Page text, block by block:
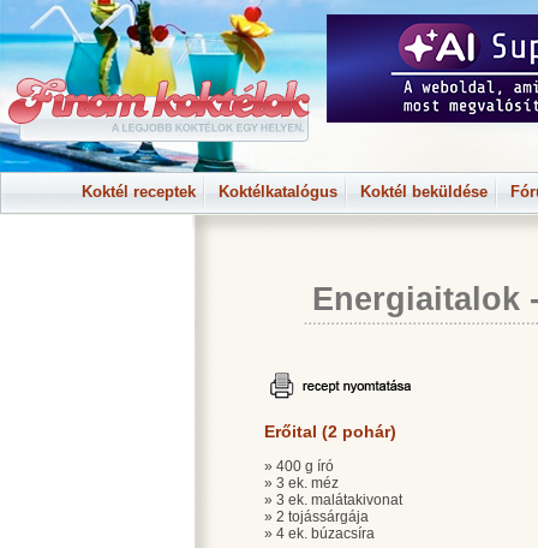
Koktél receptek Koktélkatalógus Koktél beküldése
Energiaitalok
Erőital (2 pohár)
» 400 g író
» 3 ek. méz
» 3 ek. malátakivonat
» 2 tojássárgája
» 4 ek. búzacsíra